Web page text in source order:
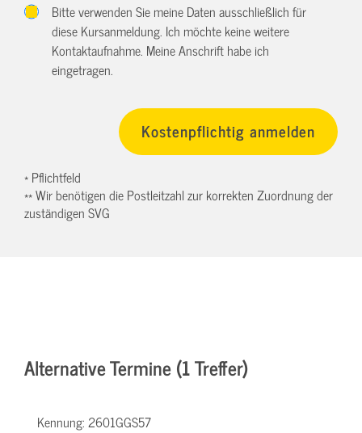
Bitte verwenden Sie meine Daten ausschließlich für
diese Kursanmeldung. Ich möchte keine weitere
Kontaktaufnahme. Meine Anschrift habe ich
eingetragen.
* Pflichtfeld
** Wir benötigen die Postleitzahl zur korrekten Zuordnung der
zuständigen SVG
Alternative Termine (1 Treffer)
Kennung:2601GGS57